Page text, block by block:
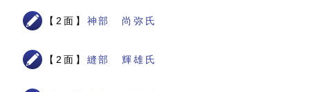
【2面】 神部 尚弥氏
【2面】 縫部 輝雄氏